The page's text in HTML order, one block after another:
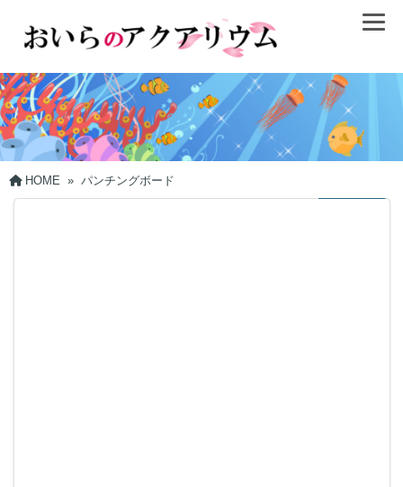
HOME » パンチングボード